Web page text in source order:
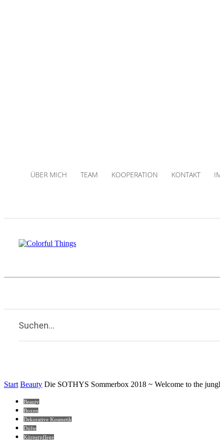
ÜBER MICH TEAM KOOPERATION KONTAKT
Suchen...
Start Beauty Die SOTHYS Sommerbox 2018 ~ Welcome to the
Beauty
Boxen
Dekorative Kosmetik
Düfte
Körperpflege